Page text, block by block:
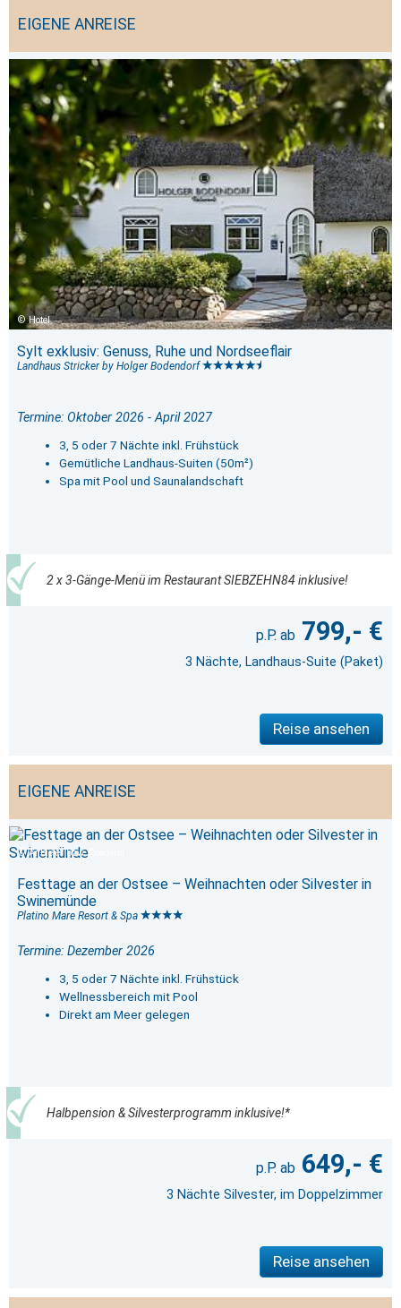
EIGENE ANREISE
Hotel
Sylt exklusiv: Genuss, Ruhe und Nordseeflair
Landhaus Stricker by Holger Bodendorf
Termine: Oktober 2026 - April 2027
3, 5 oder 7 Nächte inkl. Frühstück
Gemütliche Landhaus-Suiten (50m²)
Spa mit Pool und Saunalandschaft
2 x 3-Gänge-Menü im Restaurant SIEBZEHN84 inklusive!
799,- €
3 Nächte, Landhaus-Suite (Paket)
Reise ansehen
EIGENE ANREISE
Anbieter bzw. Reederei
Festtage an der Ostsee – Weihnachten oder Silvester in
Swinemünde
Platino Mare Resort & Spa
Termine: Dezember 2026
3, 5 oder 7 Nächte inkl. Frühstück
Wellnessbereich mit Pool
Direkt am Meer gelegen
Halbpension & Silvesterprogramm inklusive!*
649,- €
3 Nächte Silvester, im Doppelzimmer
Reise ansehen